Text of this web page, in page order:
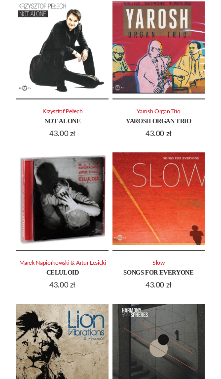
NOT ALONE
43.00 zł
Krzysztof Pełech
YAROSH ORGAN TRIO
43.00 zł
Yarosh Organ Trio
CELULOID
43.00 zł
Marek Napiórkowski & Artur Lesicki
SONGS FOR EVERYONE
43.00 zł
Slow